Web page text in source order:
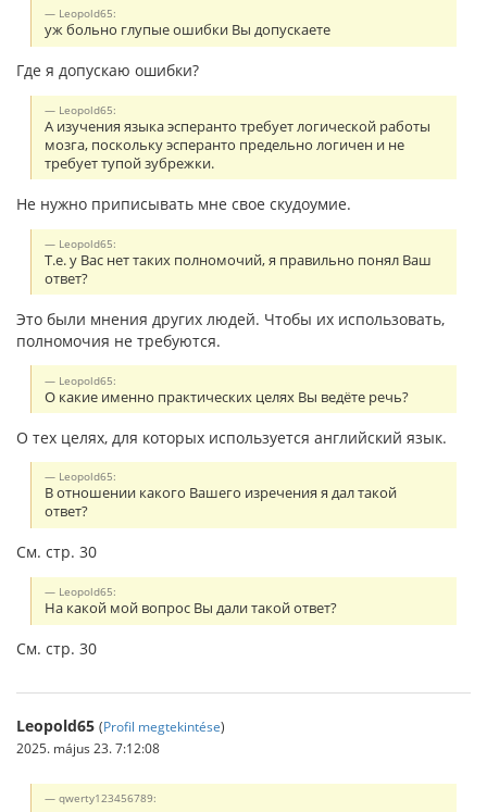
Leopold65:
уж больно глупые ошибки Вы допускаете
Где я допускаю ошибки?
Leopold65:
А изучения языка эсперанто требует логической работы
мозга, поскольку эсперанто предельно логичен и не
требует тупой зубрежки.
Не нужно приписывать мне свое скудоумие.
Leopold65:
Т.е. у Вас нет таких полномочий, я правильно понял Ваш
ответ?
Это были мнения других людей. Чтобы их использовать,
полномочия не требуются.
Leopold65:
О какие именно практических целях Вы ведёте речь?
О тех целях, для которых используется английский язык.
Leopold65:
В отношении какого Вашего изречения я дал такой
ответ?
См. стр. 30
Leopold65:
На какой мой вопрос Вы дали такой ответ?
См. стр. 30
Leopold65 (Profil megtekintése)
2025. május 23. 7:12:08
qwerty123456789: